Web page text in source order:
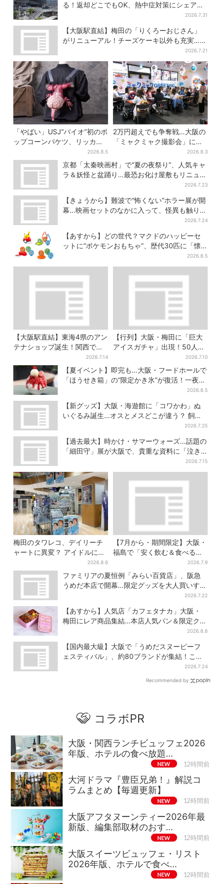
る！返却どこでもOK、熱中症対策にシェアサ
2026.7.31
【大阪駅直結】梅田の「りくろーおじさん」
がリニューアル！チーズケーキ以外も充実…並
2026.7.21
「やばい」USJ“バイオ”初のポ
ップコーンバケツ、リッカー
が背中に張りつく衝撃デザイ
ンに騒然…フレーバーにも反
2026.8.5
2万円超えでも争奪戦…大阪の
「ミャクミャク撮影会」に全
国からファン集結、参加者に
聞いた「それでも会いたい理
由」
2026.8.3
京都「太秦映画村」で“夏の夜祭り”、人気キャ
ラ＆妖怪と盆踊り…最恐お化け屋敷もリニュー
2026.7.23
【きょうから】難波で“怖くない”ホラー展が開
幕…映画セットのなかに入って、怪異も触り放
2026.7.24
【あすから】どの世代？マクドのハッピーセ
ットに“ポケモンおもちゃ”、歴代30匹に「懐
2026.8.5
【大阪駅直結】東海4県のアン
テナショップ誕生！関西では
ここでしか買えない限定グル
メも
2026.7.14
【行列】大阪・梅田に「巨大
アイスガチャ」出現！50人以
上が列…初日は即終了、残る
開催日は？
2026.7.10
【夏イベント】即完も…大阪・フードホールで
「ほうせき箱」の“限定かき氷”が復活！一夜限
2026.8.5
【新グッズ】大阪・海遊館に「コワかわ」ぬ
いぐるみ誕生…オスとメスどこが違う？ 飼育
2026.7.25
【過去最大】時かけ・サマーウォーズ…話題の
「細田守」展が大阪で、貴重な資料に「泣き
2026.7.15
梅田のタワレコ、デイリーチ
ャートに異変？ アイドルに混
じり“マユリカ”が1位に…お笑
いが強すぎる理由とは
2026.8.6
【7月から・期間限定】大阪・
福島で「安く飲む＆食べる」
お得ワザ → 行列店のパン飲み
セット1100円など……人気店
から4選
2026.7.9
ファミリアの夏恒例「みらい百貨店」、阪急
うめだ本店で開幕…限定グッズを大人買いする
2026.7.22
【あすから】人気店「カフェタナカ」大阪・
梅田にレア商品集結…本店人気パン＆限定クッ
2026.8.6
【国内最大級】大阪で「うめだスヌーピーフ
ェスティバル」、約80ブランドが集結！ここ
2026.7.24
Recommended by
コラボPR
大阪・関西ランチビュッフェ2026
年版、ホテルの食べ放題…
NEW 12時間前
大河ドラマ『豊臣兄弟！』解説コ
ラムまとめ【毎週更新】
NEW 12時間前
大阪アフタヌーンティー2026年最
新版、編集部取材のおす…
NEW 12時間前
大阪スイーツビュッフェ・リスト
2026年版、ホテルで食べ…
NEW 12時間前